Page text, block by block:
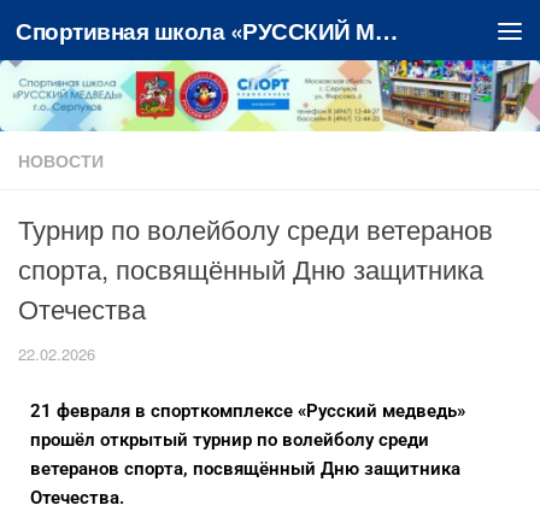
Перейти к содержимому Спортивная школа «РУССКИЙ МЕДВЕДЬ»
НОВОСТИ
Турнир по волейболу среди ветеранов
спорта, посвящённый Дню защитника
Отечества
22.02.2026
21 февраля в спорткомплексе «Русский медведь»
прошёл открытый турнир по волейболу среди
ветеранов спорта, посвящённый Дню защитника
Отечества.